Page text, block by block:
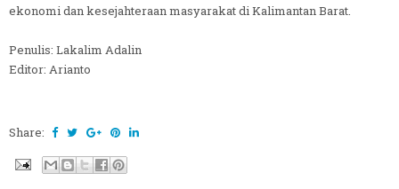
ekonomi dan kesejahteraan masyarakat di Kalimantan Barat.
Penulis: Lakalim Adalin
Editor: Arianto
Share: